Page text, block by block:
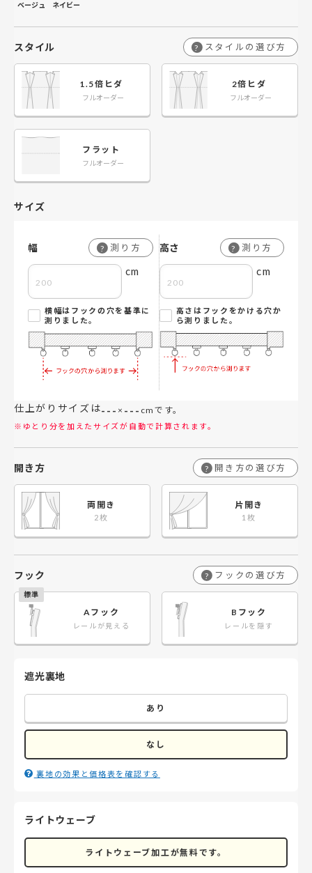
ベージュ ネイビー
スタイル ? スタイルの選び方
1.5倍ヒダ
フルオーダー
2倍ヒダ
フルオーダー
フラット
フルオーダー
サイズ
幅 ? 測り方
cm
横幅はフックの穴を基準に
測りました。
高さ ? 測り方
cm
高さはフックをかける穴か
ら測りました。
仕上がりサイズは--- × --- cmです。
※ゆとり分を加えたサイズが自動で計算されます。
開き方 ? 開き方の選び方
両開き 片開き
フック ? フックの選び方
Aフック
レールが見える
Bフック
レールを隠す
遮光裏地
あり
なし
裏地の効果と価格表を確認する
ライトウェーブ
ライトウェーブ加工が無料です。